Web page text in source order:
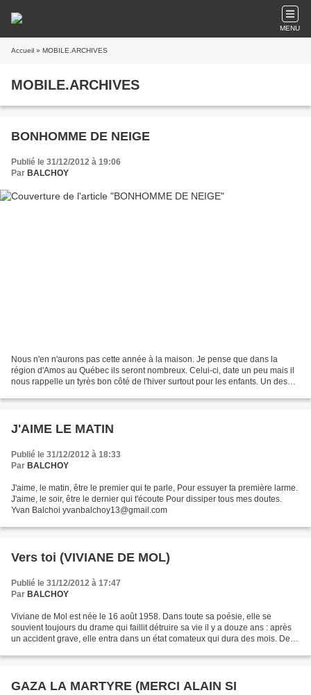
MENU
Accueil » MOBILE.ARCHIVES
MOBILE.ARCHIVES
BONHOMME DE NEIGE
Publié le 31/12/2012 à 19:06
Par BALCHOY
Nous n'en n'aurons pas cette année à la maison. Je pense que dans la
région d'Amos au Québec ils seront nombreux. Celui-ci, date un peu mais il
nous rappelle un tyrès bon côté de l'hiver surtout pour les enfants. Un des
J'AIME LE MATIN
Publié le 31/12/2012 à 18:33
Par BALCHOY
J'aime, le matin, être le premier qui te parle, Pour essuyer ta première larme.
J'aime, le soir, être le dernier qui t'écoute Pour dissiper tous mes doutes.
Yvan Balchoi yvanbalchoy13@gmail.com
Vers toi (VIVIANE DE MOL)
Publié le 31/12/2012 à 17:47
Par BALCHOY
Viviane de Mol est née le 16 août 1958. Dans toute sa poésie, elle se
souvient toujours du drame qui faillit détruire sa vie il y a douze ans : après
un accident grave, elle entra dans un état comateux qui dura des mois. Deux
GAZA LA MARTYRE (MERCI ALAIN SI